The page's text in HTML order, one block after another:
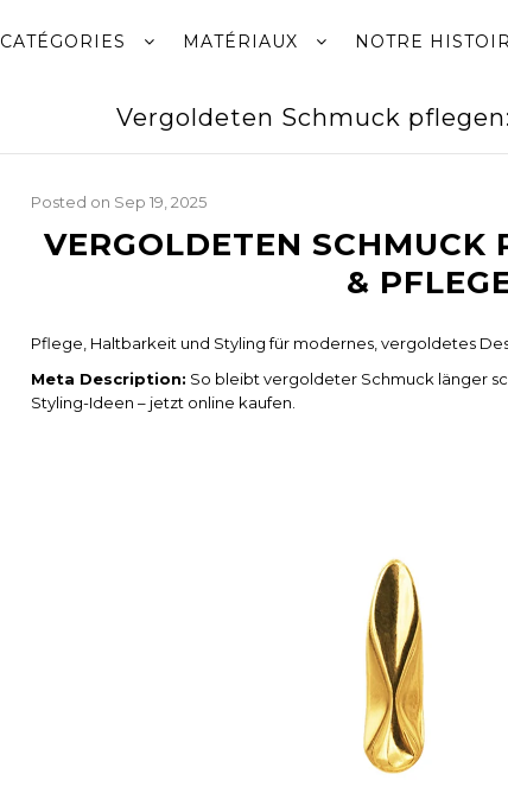
CATÉGORIES MATÉRIAUX NOTRE
Vergoldeten Schmuck
Posted on Sep 19, 2025
VERGOLDETEN SCHMUCK
&
Pflege, Haltbarkeit und Styling für modernes, vergoldetes
Meta Description: So bleibt vergoldeter Schmuck länger
Styling-Ideen – jetzt online kaufen.